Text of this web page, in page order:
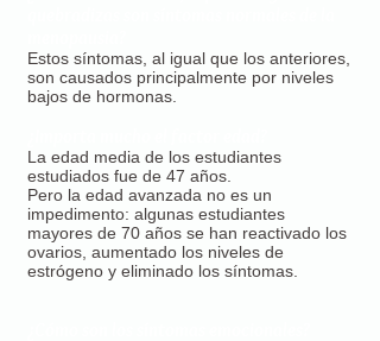
Estos síntomas, al igual que los anteriores,
son causados ​​principalmente por niveles
bajos de hormonas.
La edad media de los estudiantes
estudiados fue de 47 años.
Pero la edad avanzada no es un
impedimento: algunas estudiantes
mayores de 70 años se han reactivado los
ovarios, aumentado los niveles de
estrógeno y eliminado los síntomas.